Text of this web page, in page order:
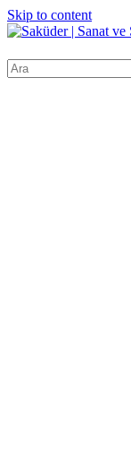
Skip to content